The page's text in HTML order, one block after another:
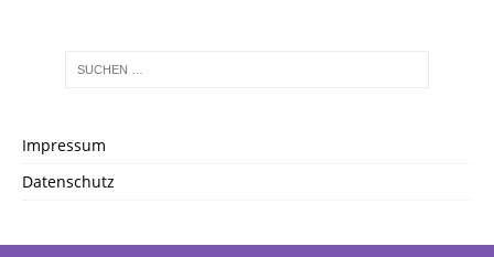
Impressum
Datenschutz